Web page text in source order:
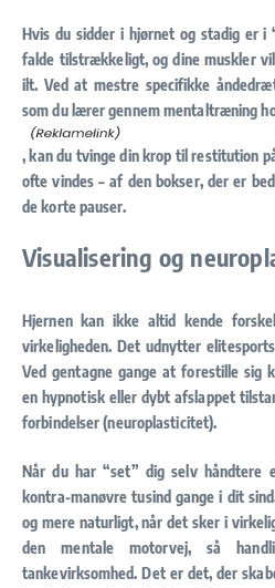
Hvis du sidder i hjørnet og stadig er i
falde tilstrækkeligt, og dine muskler
ilt. Ved at mestre specifikke
som du lærer gennem mentaltræning
, kan du tvinge din krop til restitution
ofte vindes – af den bokser, der er
de korte pauser.
Visualisering og
Hjernen kan ikke altid kende
virkeligheden. Det udnytter
Ved gentagne gange at forestille sig
en hypnotisk eller dybt afslappet
forbindelser (neuroplasticitet).
Når du har “set” dig selv håndtere
kontra-manøvre tusind gange i dit
og mere naturligt, når det sker i
den mentale motorvej, så
tankevirksomhed. Det er det, der